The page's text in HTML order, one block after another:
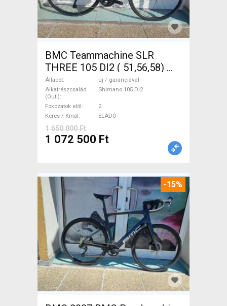
BMC Teammachine SLR
THREE 105 DI2 ( 51,56,58)
Országúti Shimano 105 Di2
tárcsafék új / garanciával
ELADÓ
Állapot
új / garanciával
Alkatrészcsalád
(Outi)
Shimano 105 Di2
Fokozatok elöl
2
Keres / Kínál
ELADÓ
1 650 000 Ft
1 072 500 Ft
-15%